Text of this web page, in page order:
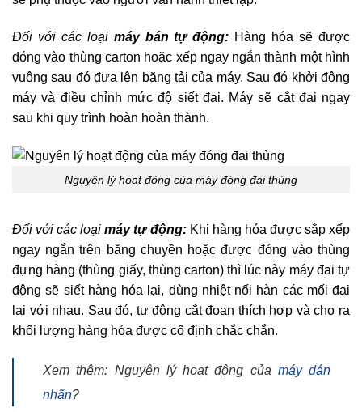
Đối với các loại máy bán tự động: Hàng hóa sẽ được
đóng vào thùng carton hoặc xếp ngay ngắn thành một hình
vuông sau đó đưa lên băng tải của máy. Sau đó khởi động
máy và điều chỉnh mức độ siết đai. Máy sẽ cắt đai ngay
sau khi quy trình hoàn hoàn thành.
Nguyên lý hoạt động của máy đóng đai thùng
Đối với các loạimáy tự động: Khi hàng hóa được sắp xếp
ngay ngắn trên băng chuyền hoặc được đóng vào thùng
đựng hàng (thùng giấy, thùng carton) thì lúc này máy đai tự
động sẽ siết hàng hóa lại, dùng nhiệt nối hàn các mối đai
lại với nhau. Sau đó, tự động cắt đoạn thích hợp và cho ra
khối lượng hàng hóa được cố định chắc chắn.
Xem thêm: Nguyên lý hoạt động của máy dán
nhãn?